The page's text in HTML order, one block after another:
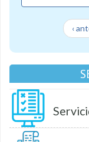
‹